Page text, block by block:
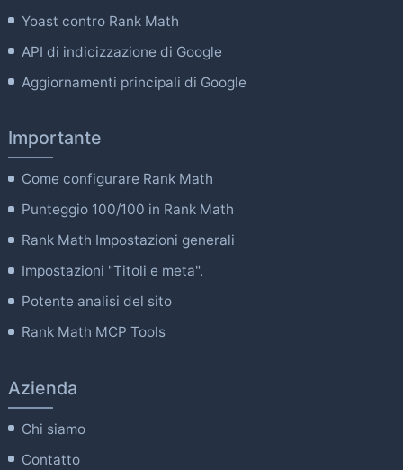
Yoast contro Rank Math
API di indicizzazione di Google
Aggiornamenti principali di Google
Importante
Come configurare Rank Math
Punteggio 100/100 in Rank Math
Rank Math Impostazioni generali
Impostazioni "Titoli e meta".
Potente analisi del sito
Rank Math MCP Tools
Azienda
Chi siamo
Contatto